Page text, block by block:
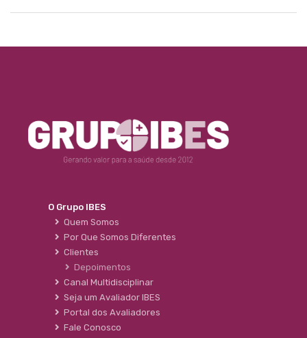
O Grupo IBES
Quem Somos
Por Que Somos Diferentes
Clientes
Depoimentos
Canal Multidisciplinar
Seja um Avaliador IBES
Portal dos Avaliadores
Fale Conosco